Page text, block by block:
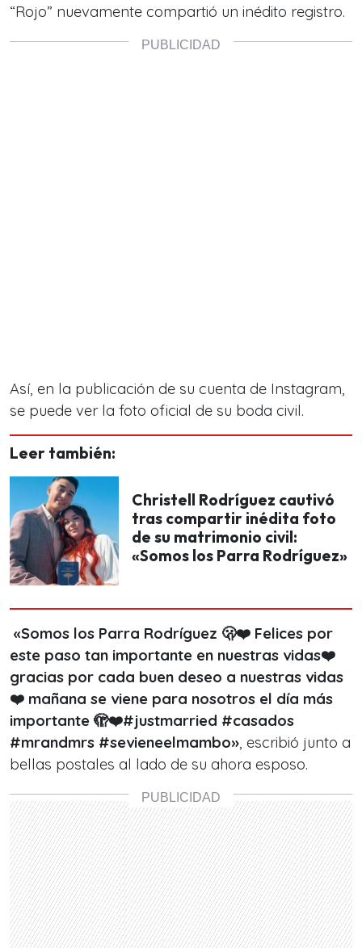
“Rojo” nuevamente compartió un inédito registro.
Así, en la publicación de su cuenta de Instagram,
se puede ver la foto oficial de su boda civil.
Leer también:
Christell Rodríguez cautivó
tras compartir inédita foto
de su matrimonio civil:
«Somos los Parra Rodríguez»
«Somos los Parra Rodríguez 🫢❤️ Felices por
este paso tan importante en nuestras vidas❤️
gracias por cada buen deseo a nuestras vidas
❤️ mañana se viene para nosotros el día más
importante 🫣❤️#justmarried #casados
#mrandmrs #sevieneelmambo», escribió junto a
bellas postales al lado de su ahora esposo.